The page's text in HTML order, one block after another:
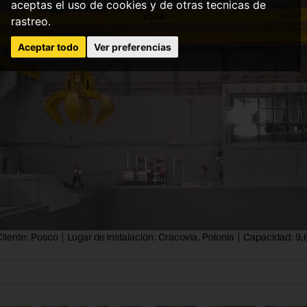
aceptas el uso de cookies y de otras tecnicas de
rastreo.
Aceptar todo Ver preferencias
Posco | Lugar de instalación: Cracovia, Polonia | Capacidad: